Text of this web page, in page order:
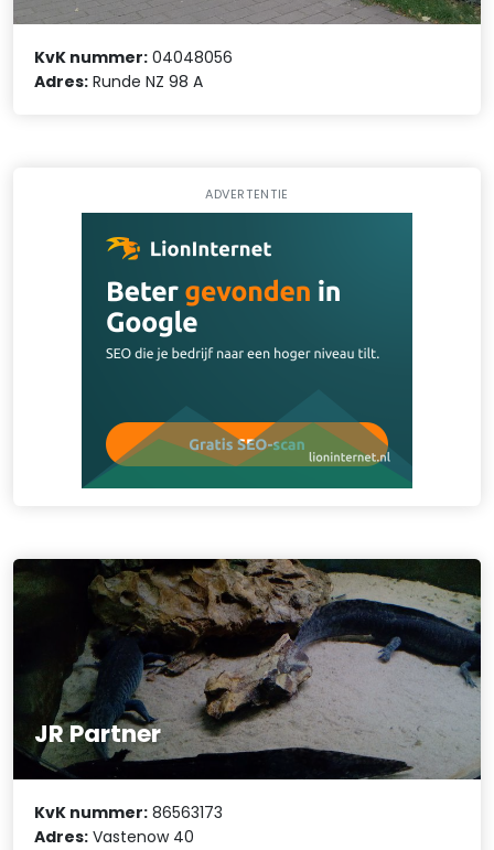
KvK nummer: 04048056
Adres: Runde NZ 98 A
ADVERTENTIE
JR Partner
KvK nummer: 86563173
Adres: Vastenow 40